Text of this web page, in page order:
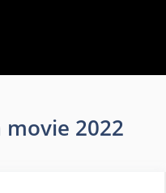
2022